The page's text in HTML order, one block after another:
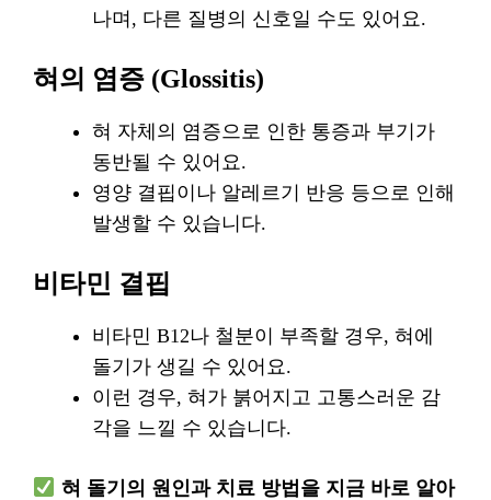
나며, 다른 질병의 신호일 수도 있어요.
혀의 염증 (Glossitis)
혀 자체의 염증으로 인한 통증과 부기가
동반될 수 있어요.
영양 결핍이나 알레르기 반응 등으로 인해
발생할 수 있습니다.
비타민 결핍
비타민 B12나 철분이 부족할 경우, 혀에
돌기가 생길 수 있어요.
이런 경우, 혀가 붉어지고 고통스러운 감
각을 느낄 수 있습니다.
혀 돌기의 원인과 치료 방법을 지금 바로 알아